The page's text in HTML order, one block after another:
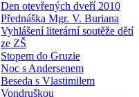
Den otevřených dveří 2010
Přednáška Mgr. V. Buriana
Vyhlášení literární soutěže dětí
ze ZŠ
Stopem do Gruzie
Noc s Andersenem
Beseda s Vlastimilem
Vondruškou